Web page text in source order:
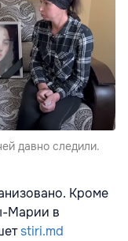
давно следили.
Кроме
Марии в
stiri.md